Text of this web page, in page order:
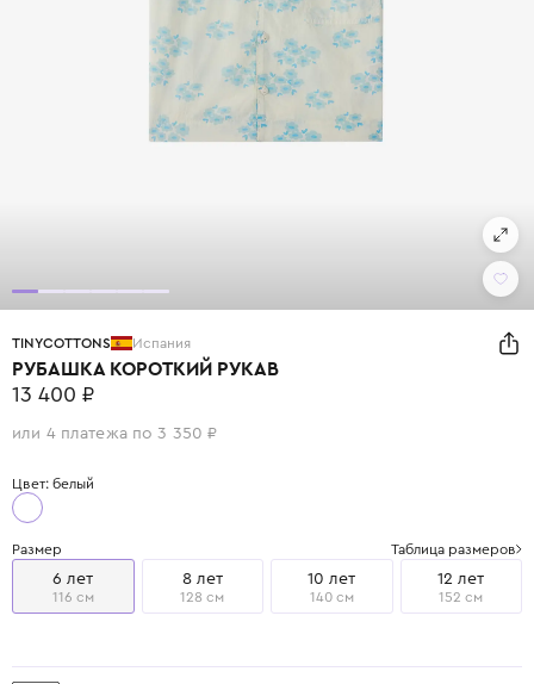
TINYCOTTONS Испания
РУБАШКА КОРОТКИЙ РУКАВ
13 400 ₽
или 4 платежа по 3 350 ₽
Цвет: белый
Размер Таблица размеров
6 лет
116 см
8 лет
128 см
10 лет
140 см
12 лет
152 см